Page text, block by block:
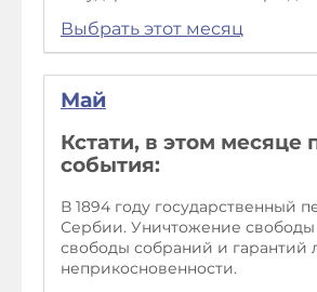
Выбрать этот месяц
Май
Кстати, в этом месяце
события:
В 1894 году государственный
Сербии. Уничтожение свободы
свободы собраний и гарантий
неприкосновенности.